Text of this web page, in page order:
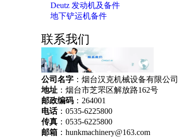
Deutz 发动机及备件
地下铲运机备件
联系我们
公司名字 ：烟台汉克机械设备有限公司
地址 ：烟台市芝罘区解放路162号
邮政编码 ：264001
电话：0535-6225800
传真 ：0535-6225800
邮箱 ： hunkmachinery@163.com